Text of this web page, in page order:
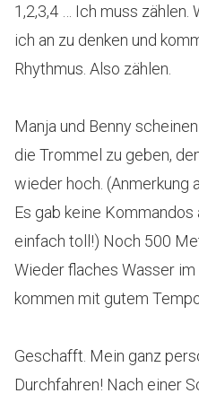
1,2,3,4 … Ich muss zählen.
ich an zu denken und
Rhythmus. Also zählen.
Manja und Benny
die Trommel zu geben,
wieder hoch. (Anmerkung
Es gab keine
einfach toll!) Noch 500
Wieder flaches Wasser
kommen mit gutem
Geschafft. Mein ganz
Durchfahren! Nach einer